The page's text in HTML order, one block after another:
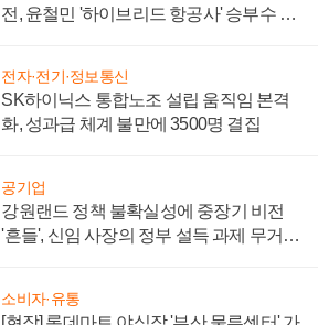
전, 윤철민 '하이브리드 항공사' 승부수 통
전자·전기·정보통신
SK하이닉스 통합노조 설립 움직임 본격
화, 성과급 체계 불만에 3500명 결집
공기업
강원랜드 정책 불확실성에 중장기 비전
'흔들', 신임 사장의 정부 설득 과제 무거워
소비자·유통